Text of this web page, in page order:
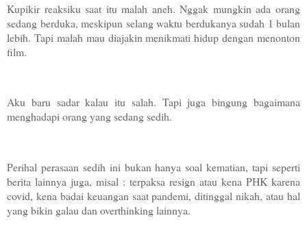
Kupikir reaksiku saat itu malah aneh. Nggak mungkin ada orang
sedang berduka, meskipun selang waktu berdukanya sudah 1 bulan
lebih. Tapi malah mau diajakin menikmati hidup dengan menonton
film.
Aku baru sadar kalau itu salah. Tapi juga bingung bagaimana
menghadapi orang yang sedang sedih.
Perihal perasaan sedih ini bukan hanya soal kematian, tapi seperti
berita lainnya juga, misal : terpaksa resign atau kena PHK karena
covid, kena badai keuangan saat pandemi, ditinggal nikah, atau hal
yang bikin galau dan overthinking lainnya.